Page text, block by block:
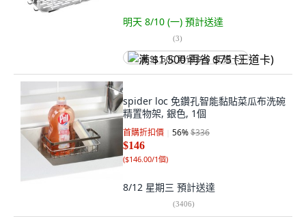
明天 8/10 (一) 預計送達
(3)
满 $1,500 再省 $75 (王道卡)
spider loc 免鑽孔智能黏貼菜瓜布洗碗
精置物架, 銀色, 1個
首購折扣價 56%$336
$146
($146.00/1個)
8/12 星期三 預計送達
(3406)